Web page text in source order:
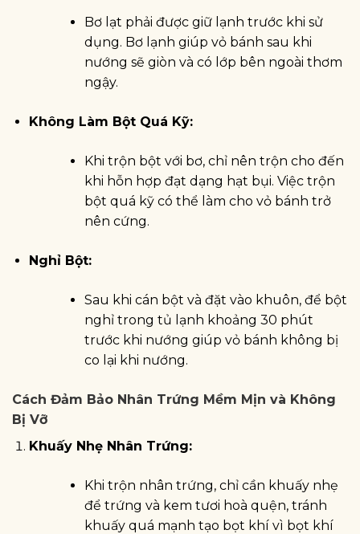
Bơ lạt phải được giữ lạnh trước khi sử
dụng. Bơ lạnh giúp vỏ bánh sau khi
nướng sẽ giòn và có lớp bên ngoài thơm
ngậy.
Không Làm Bột Quá Kỹ:
Khi trộn bột với bơ, chỉ nên trộn cho đến
khi hỗn hợp đạt dạng hạt bụi. Việc trộn
bột quá kỹ có thể làm cho vỏ bánh trở
nên cứng.
Nghỉ Bột:
Sau khi cán bột và đặt vào khuôn, để bột
nghỉ trong tủ lạnh khoảng 30 phút
trước khi nướng giúp vỏ bánh không bị
co lại khi nướng.
Cách Đảm Bảo Nhân Trứng Mềm Mịn và Không
Bị Vỡ
Khuấy Nhẹ Nhân Trứng:
Khi trộn nhân trứng, chỉ cần khuấy nhẹ
để trứng và kem tươi hoà quện, tránh
khuấy quá mạnh tạo bọt khí vì bọt khí